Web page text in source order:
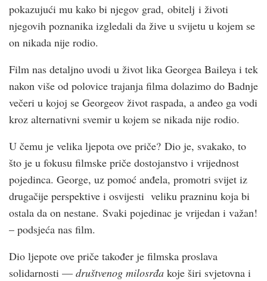
pokazujući mu kako bi njegov grad, obitelj i životi
njegovih poznanika izgledali da žive u svijetu u kojem se
on nikada nije rodio.
Film nas detaljno uvodi u život lika Georgea Baileya i tek
nakon više od polovice trajanja filma dolazimo do Badnje
večeri u kojoj se Georgeov život raspada, a anđeo ga vodi
kroz alternativni svemir u kojem se nikada nije rodio.
U čemu je velika ljepota ove priče? Dio je, svakako, to
što je u fokusu filmske priče dostojanstvo i vrijednost
pojedinca. George, uz pomoć anđela, promotri svijet iz
drugačije perspektive i osvijesti veliku prazninu koja bi
ostala da on nestane. Svaki pojedinac je vrijedan i važan!
– podsjeća nas film.
Dio ljepote ove priče također je filmska proslava
solidarnosti — društvenog milosrđa koje širi svjetovna i